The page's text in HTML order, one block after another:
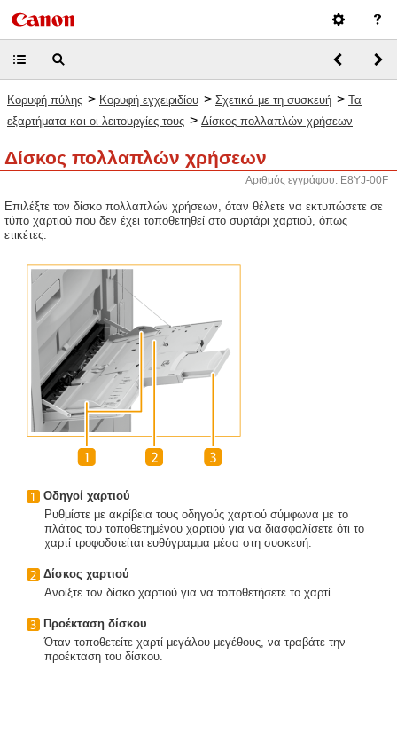
Κορυφή πύλης > Κορυφή εγχειριδίου > Σχετικά με τη συσκευή > Τα
εξαρτήματα και οι λειτουργίες τους > Δίσκος πολλαπλών χρήσεων
Δίσκος πολλαπλών χρήσεων
Αριθμός εγγράφου: E8YJ-00F
Επιλέξτε τον δίσκο πολλαπλών χρήσεων, όταν θέλετε να εκτυπώσετε σε
τύπο χαρτιού που δεν έχει τοποθετηθεί στο συρτάρι χαρτιού, όπως
ετικέτες.
Οδηγοί χαρτιού
Ρυθμίστε με ακρίβεια τους οδηγούς χαρτιού σύμφωνα με το
πλάτος του τοποθετημένου χαρτιού για να διασφαλίσετε ότι το
χαρτί τροφοδοτείται ευθύγραμμα μέσα στη συσκευή.
Δίσκος χαρτιού
Ανοίξτε τον δίσκο χαρτιού για να τοποθετήσετε το χαρτί.
Προέκταση δίσκου
Όταν τοποθετείτε χαρτί μεγάλου μεγέθους, να τραβάτε την
προέκταση του δίσκου.